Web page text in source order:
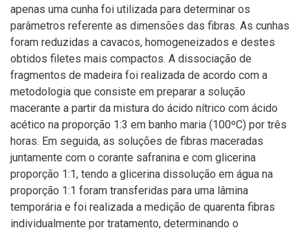
apenas uma cunha foi utilizada para determinar os
parâmetros referente as dimensões das fibras. As cunhas
foram reduzidas a cavacos, homogeneizados e destes
obtidos filetes mais compactos. A dissociação de
fragmentos de madeira foi realizada de acordo com a
metodologia que consiste em preparar a solução
macerante a partir da mistura do ácido nítrico com ácido
acético na proporção 1:3 em banho maria (100ºC) por três
horas. Em seguida, as soluções de fibras maceradas
juntamente com o corante safranina e com glicerina
proporção 1:1, tendo a glicerina dissolução em água na
proporção 1:1 foram transferidas para uma lâmina
temporária e foi realizada a medição de quarenta fibras
individualmente por tratamento, determinando o